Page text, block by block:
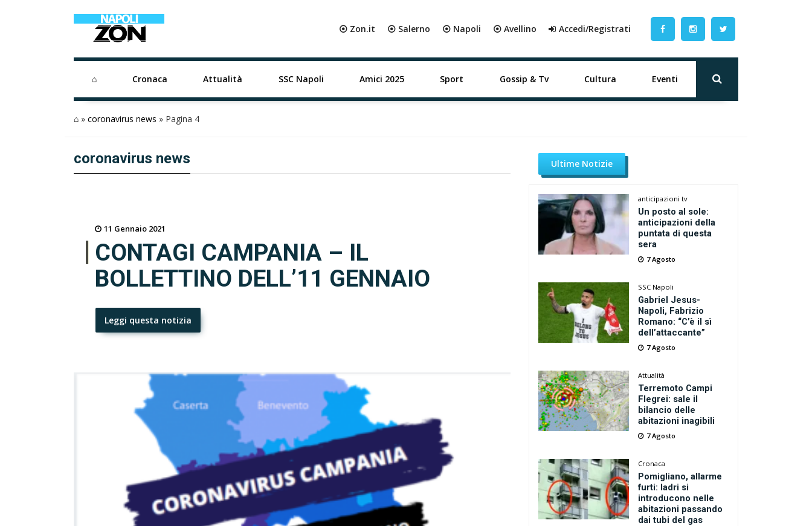
⦿ Zon.it ⦿ Salerno ⦿ Napoli ⦿ Avellino Accedi/Registrati
⌂ Cronaca Attualità SSC Napoli Amici 2025 Sport Gossip & Tv Cultura Eventi
⌂ » coronavirus news » Pagina 4
coronavirus news
11 Gennaio 2021
CONTAGI CAMPANIA – IL
BOLLETTINO DELL’11 GENNAIO
Leggi questa notizia
Ultime Notizie
anticipazioni tv
Un posto al sole:
anticipazioni della
puntata di questa
sera
7 Agosto
SSC Napoli
Gabriel Jesus-
Napoli, Fabrizio
Romano: “C’è il sì
dell’attaccante”
7 Agosto
Attualità
Terremoto Campi
Flegrei: sale il
bilancio delle
abitazioni inagibili
7 Agosto
Cronaca
Pomigliano, allarme
furti: ladri si
introducono nelle
abitazioni passando
dai tubi del gas